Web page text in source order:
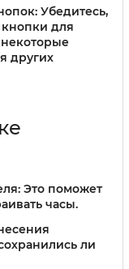
: Убедитесь,
для
других
: Это поможет
часы.
ли